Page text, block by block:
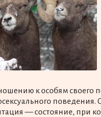
к особям своего
поведения.
— состояние, при